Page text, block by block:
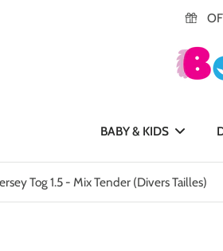
BABY & KIDS
Tog 1.5 - Mix Tender (divers Tailles)